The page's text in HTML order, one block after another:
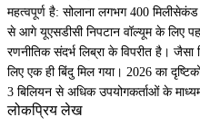
महत्वपूर्ण है: सोलाना लगभग 400
से आगे यूएसडीसी निपटान वॉल्यूम के लिए
रणनीतिक संदर्भ लिब्रा के विपरीत है।
लिए एक ही बिंदु मिल गया। 2026 का
3 बिलियन से अधिक उपयोगकर्ताओं के
लोकप्रिय लेख